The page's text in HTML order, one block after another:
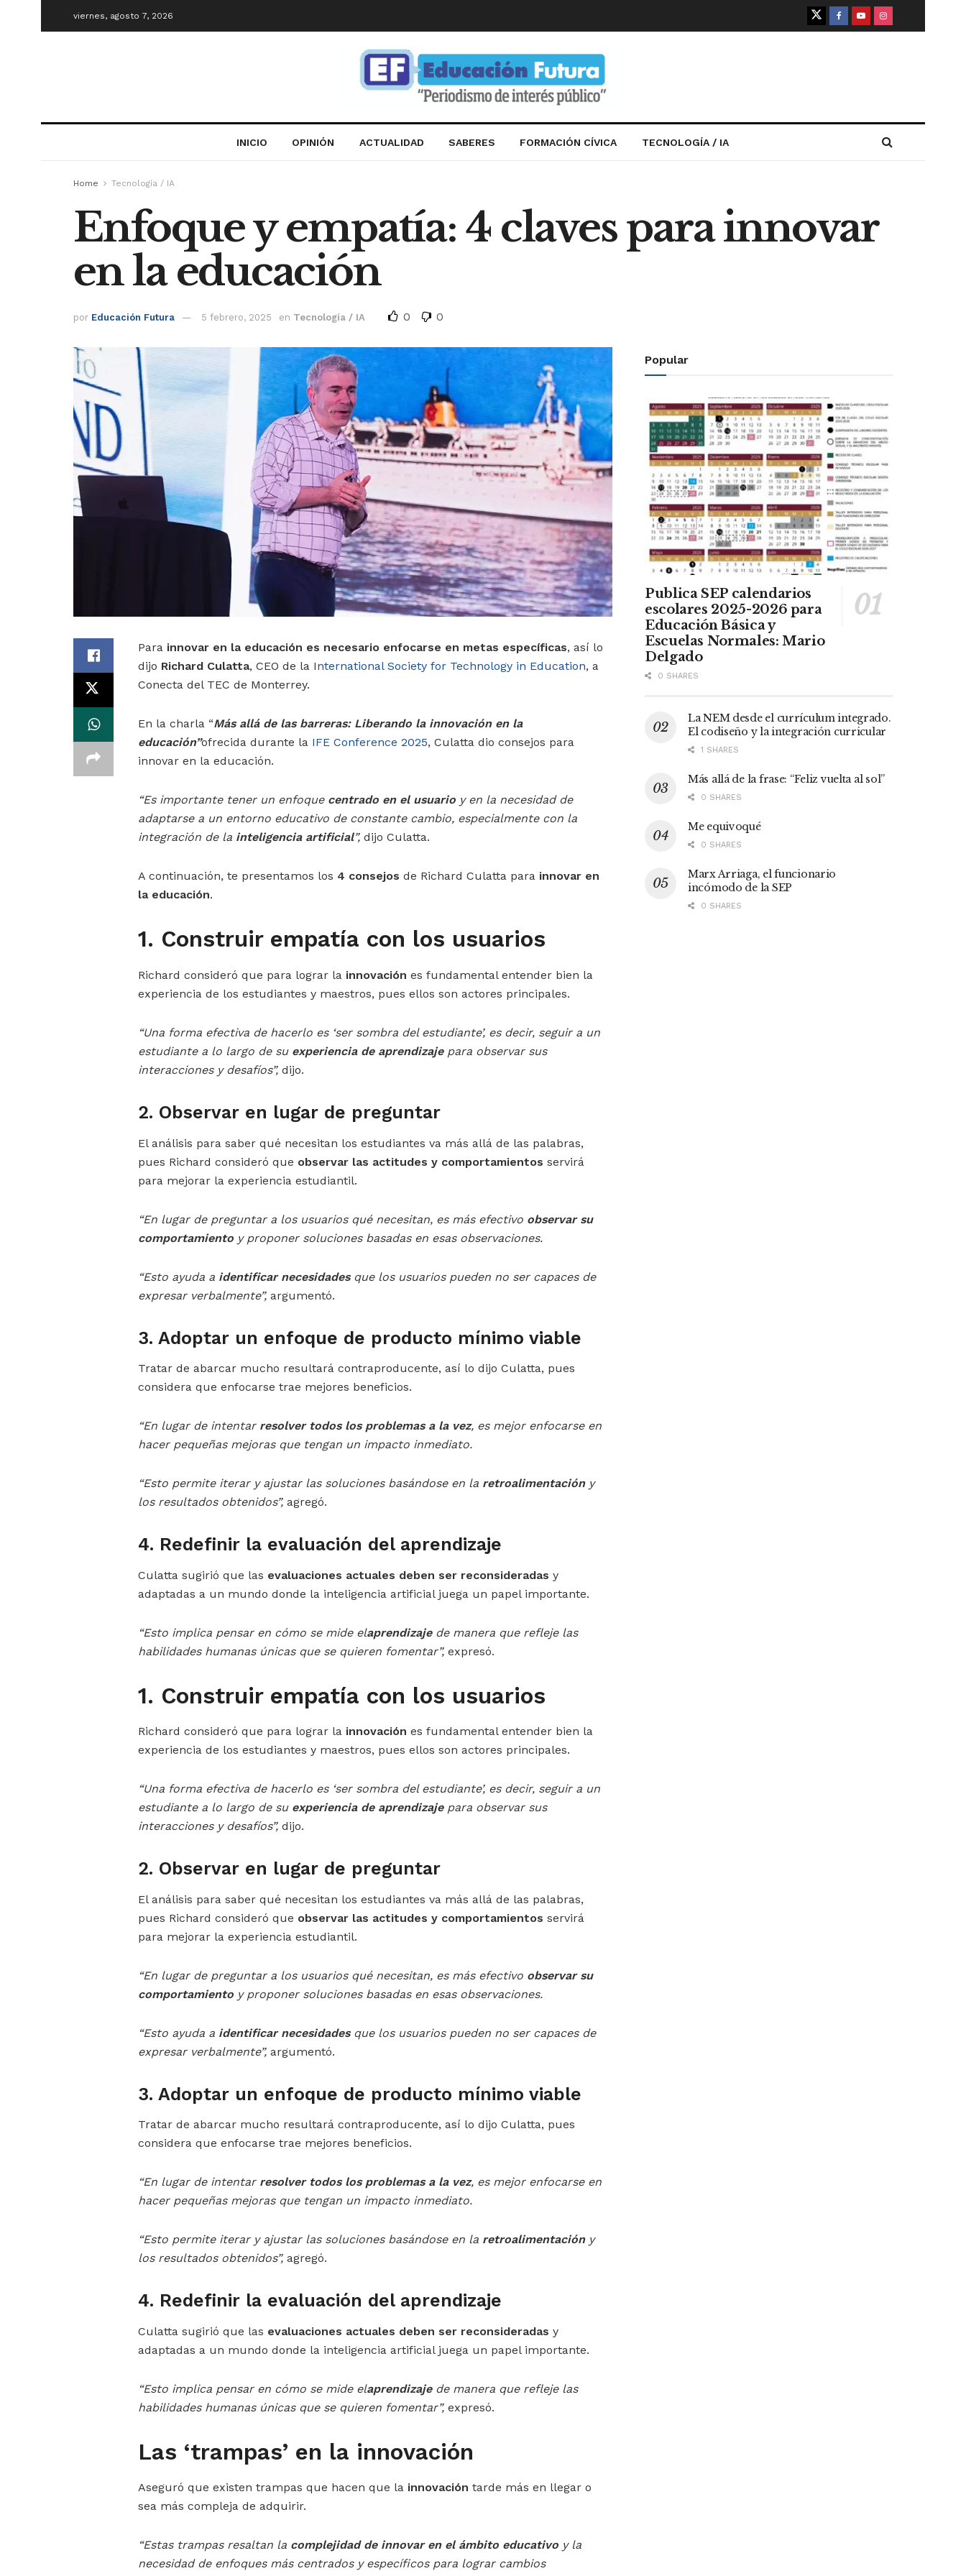
viernes, agosto 7, 2026
INICIO OPINIÓN ACTUALIDAD SABERES FORMACIÓN CÍVICA TECNOLOGÍA / IA
Home Tecnología / IA
Enfoque y empatía: 4 claves para innovar
en la educación
por Educación Futura 5 febrero, 2025 en Tecnología / IA 0 0
Para innovar en la educación es necesario enfocarse en metas específicas, así lo
dijo Richard Culatta, CEO de la International Society for Technology in Education, a
Conecta del TEC de Monterrey.
En la charla “Más allá de las barreras: Liberando la innovación en la
educación”ofrecida durante la IFE Conference 2025, Culatta dio consejos para
innovar en la educación.
“Es importante tener un enfoque centrado en el usuario y en la necesidad de
adaptarse a un entorno educativo de constante cambio, especialmente con la
integración de la inteligencia artificial”, dijo Culatta.
A continuación, te presentamos los 4 consejos de Richard Culatta para innovar en
la educación.
1. Construir empatía con los usuarios
Richard consideró que para lograr la innovación es fundamental entender bien la
experiencia de los estudiantes y maestros, pues ellos son actores principales.
“Una forma efectiva de hacerlo es ‘ser sombra del estudiante’, es decir, seguir a un
estudiante a lo largo de su experiencia de aprendizajepara observar sus
interacciones y desafíos”, dijo.
2. Observar en lugar de preguntar
El análisis para saber qué necesitan los estudiantes va más allá de las palabras,
pues Richard consideró que observar las actitudes y comportamientos servirá
para mejorar la experiencia estudiantil.
“En lugar de preguntar a los usuarios qué necesitan, es más efectivo observar su
comportamiento y proponer soluciones basadas en esas observaciones.
“Esto ayuda a identificar necesidadesque los usuarios pueden no ser capaces de
expresar verbalmente”, argumentó.
3. Adoptar un enfoque de producto mínimo viable
Tratar de abarcar mucho resultará contraproducente, así lo dijo Culatta, pues
considera que enfocarse trae mejores beneficios.
“En lugar de intentar resolver todos los problemas a la vez, es mejor enfocarse en
hacer pequeñas mejoras que tengan un impacto inmediato.
“Esto permite iterar y ajustar las soluciones basándose en la retroalimentacióny
los resultados obtenidos”, agregó.
4. Redefinir la evaluación del aprendizaje
Culatta sugirió que las evaluaciones actuales deben ser reconsideradas y
adaptadas a un mundo donde la inteligencia artificial juega un papel importante.
“Esto implica pensar en cómo se mide elaprendizajede manera que refleje las
habilidades humanas únicas que se quieren fomentar”, expresó.
1. Construir empatía con los usuarios
Richard consideró que para lograr la innovación es fundamental entender bien la
experiencia de los estudiantes y maestros, pues ellos son actores principales.
“Una forma efectiva de hacerlo es ‘ser sombra del estudiante’, es decir, seguir a un
estudiante a lo largo de su experiencia de aprendizajepara observar sus
interacciones y desafíos”, dijo.
2. Observar en lugar de preguntar
El análisis para saber qué necesitan los estudiantes va más allá de las palabras,
pues Richard consideró que observar las actitudes y comportamientos servirá
para mejorar la experiencia estudiantil.
“En lugar de preguntar a los usuarios qué necesitan, es más efectivo observar su
comportamiento y proponer soluciones basadas en esas observaciones.
“Esto ayuda a identificar necesidadesque los usuarios pueden no ser capaces de
expresar verbalmente”, argumentó.
3. Adoptar un enfoque de producto mínimo viable
Tratar de abarcar mucho resultará contraproducente, así lo dijo Culatta, pues
considera que enfocarse trae mejores beneficios.
“En lugar de intentar resolver todos los problemas a la vez, es mejor enfocarse en
hacer pequeñas mejoras que tengan un impacto inmediato.
“Esto permite iterar y ajustar las soluciones basándose en la retroalimentacióny
los resultados obtenidos”, agregó.
4. Redefinir la evaluación del aprendizaje
Culatta sugirió que las evaluaciones actuales deben ser reconsideradas y
adaptadas a un mundo donde la inteligencia artificial juega un papel importante.
“Esto implica pensar en cómo se mide elaprendizajede manera que refleje las
habilidades humanas únicas que se quieren fomentar”, expresó.
Las ‘trampas’ en la innovación
Aseguró que existen trampas que hacen que la innovación tarde más en llegar o
sea más compleja de adquirir.
“Estas trampas resaltan la complejidad de innovar en el ámbito educativo y la
necesidad de enfoques más centrados y específicos para lograr cambios
Popular
Publica SEP calendarios
escolares 2025-2026 para
Educación Básica y
Escuelas Normales: Mario
Delgado
0 SHARES
La NEM desde el currículum integrado.
El codiseño y la integración curricular
1 SHARES
Más allá de la frase: “Feliz vuelta al sol”
0 SHARES
Me equivoqué
0 SHARES
Marx Arriaga, el funcionario
incómodo de la SEP
0 SHARES